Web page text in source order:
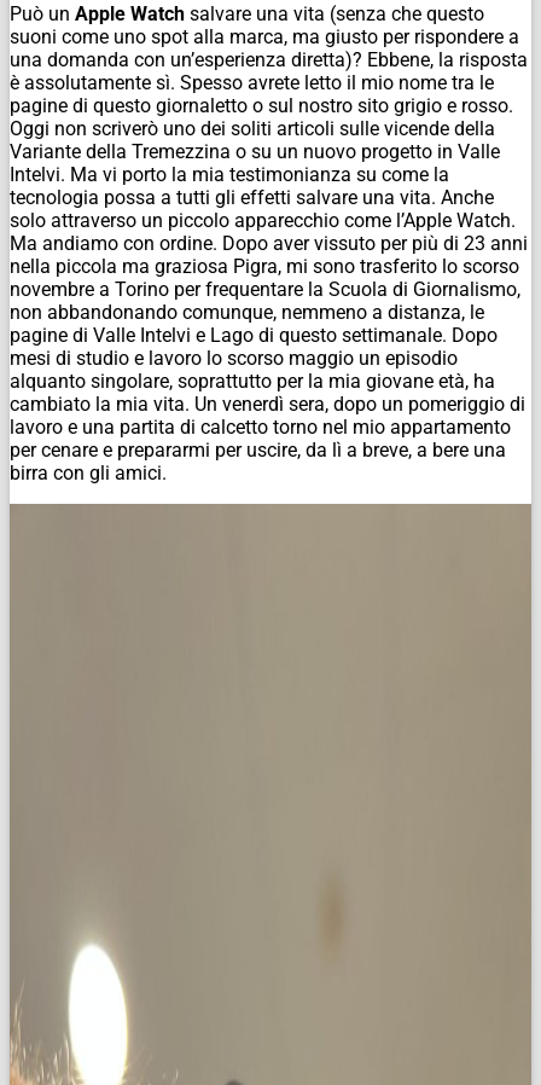
Può un Apple Watch salvare una vita (senza che questo
suoni come uno spot alla marca, ma giusto per rispondere a
una domanda con un’esperienza diretta)? Ebbene, la risposta
è assolutamente sì. Spesso avrete letto il mio nome tra le
pagine di questo giornaletto o sul nostro sito grigio e rosso.
Oggi non scriverò uno dei soliti articoli sulle vicende della
Variante della Tremezzina o su un nuovo progetto in Valle
Intelvi. Ma vi porto la mia testimonianza su come la
tecnologia possa a tutti gli effetti salvare una vita. Anche
solo attraverso un piccolo apparecchio come l’Apple Watch.
Ma andiamo con ordine. Dopo aver vissuto per più di 23 anni
nella piccola ma graziosa Pigra, mi sono trasferito lo scorso
novembre a Torino per frequentare la Scuola di Giornalismo,
non abbandonando comunque, nemmeno a distanza, le
pagine di Valle Intelvi e Lago di questo settimanale. Dopo
mesi di studio e lavoro lo scorso maggio un episodio
alquanto singolare, soprattutto per la mia giovane età, ha
cambiato la mia vita. Un venerdì sera, dopo un pomeriggio di
lavoro e una partita di calcetto torno nel mio appartamento
per cenare e prepararmi per uscire, da lì a breve, a bere una
birra con gli amici.